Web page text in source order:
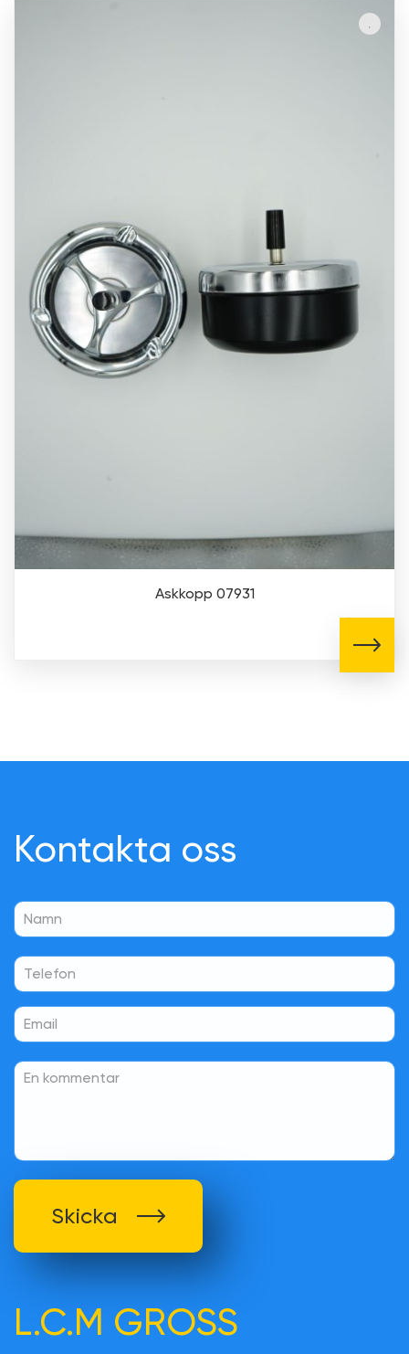
Askkopp 07931
Kontakta oss
Skicka
L.C.M GROSS